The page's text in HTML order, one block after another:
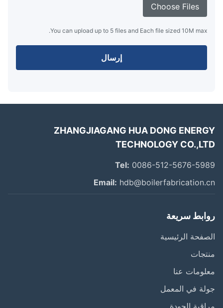
Choose Files
You can upload up to 5 files and Each file sized 10M max.
إرسال
ZHANGJIAGANG HUA DONG
TECHNOLOGY
Tel:0086-512-5676-
Email:
سريعة
الرئيسية
عنا
في المعمل
الجودة